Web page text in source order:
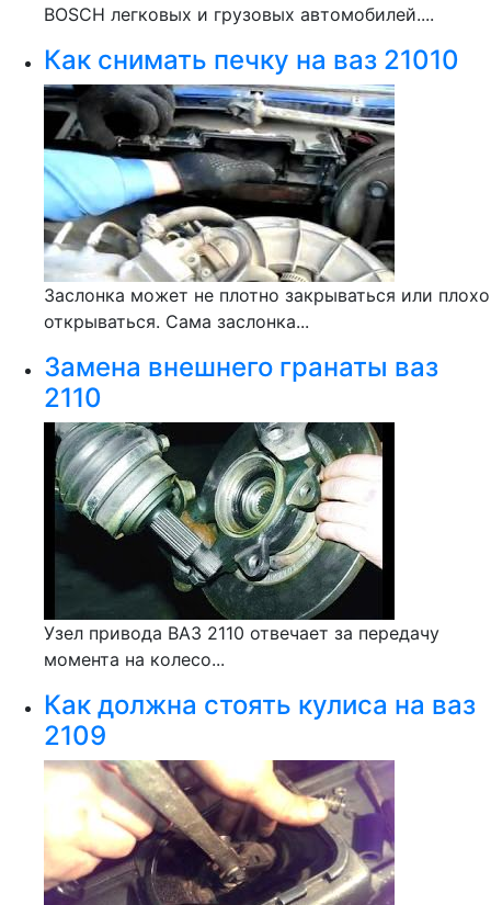
BOSCH легковых и грузовых автомобилей....
Как снимать печку на ваз 21010
Заслонка может не плотно закрываться или плохо
открываться. Сама заслонка...
Замена внешнего гранаты ваз
2110
Узел привода ВАЗ 2110 отвечает за передачу
момента на колесо...
Как должна стоять кулиса на ваз
2109